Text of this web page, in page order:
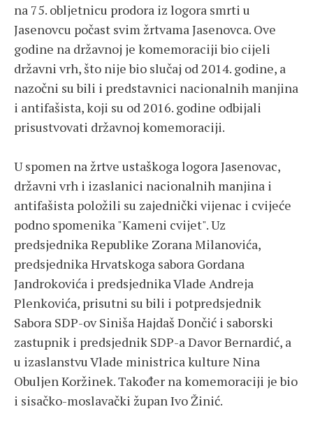
na 75. obljetnicu prodora iz logora smrti u
Jasenovcu počast svim žrtvama Jasenovca. Ove
godine na državnoj je komemoraciji bio cijeli
državni vrh, što nije bio slučaj od 2014. godine, a
nazočni su bili i predstavnici nacionalnih manjina
i antifašista, koji su od 2016. godine odbijali
prisustvovati državnoj komemoraciji.
U spomen na žrtve ustaškoga logora Jasenovac,
državni vrh i izaslanici nacionalnih manjina i
antifašista položili su zajednički vijenac i cvijeće
podno spomenika "Kameni cvijet". Uz
predsjednika Republike Zorana Milanovića,
predsjednika Hrvatskoga sabora Gordana
Jandrokovića i predsjednika Vlade Andreja
Plenkovića, prisutni su bili i potpredsjednik
Sabora SDP-ov Siniša Hajdaš Dončić i saborski
zastupnik i predsjednik SDP-a Davor Bernardić, a
u izaslanstvu Vlade ministrica kulture Nina
Obuljen Koržinek. Također na komemoraciji je bio
i sisačko-moslavački župan Ivo Žinić.